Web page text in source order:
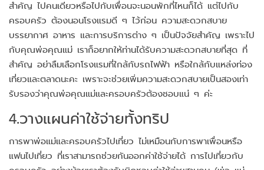
สำคัญ ไปคนเดียวหรือไปกับเพื่อนจะนอนพักที่ไหนก็ได้ แต่ไปกับ
ครอบครัว ต้องนอนโรงแรมดี ๆ ไว้ก่อน ความสะดวกสบาย
บรรยากาศ อาหาร และการบริการต่าง ๆ เป็นปัจจัยสำคัญ เพราะไป
กับคุณพ่อคุณแม่ เราก็อยากให้ท่านได้รับความสะดวกสบายที่สุด ที่
สำคัญ อย่าลืมเลือกโรงแรมที่ใกล้กับรถไฟฟ้า หรือใกล้กับแหล่งท่อง
เที่ยวและตลาดนะคะ เพราะจะช่วยเพิ่มความสะดวกสบายเป็นสองเท่า
รับรองว่าคุณพ่อคุณแม่และครอบครัวต้องชอบแน่ ๆ ค่ะ
4.วางแผนค่าใช้จ่ายทั้งทริป
การพาพ่อแม่และครอบครัวไปเที่ยว ไม่เหมือนกับการพาเพื่อนหรือ
แฟนไปเที่ยว ที่เราสามารถช่วยกันออกค่าใช้จ่ายได้ การไปเที่ยวกับ